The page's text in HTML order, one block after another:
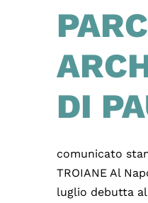
DI
TROIANE Al
luglio debutta